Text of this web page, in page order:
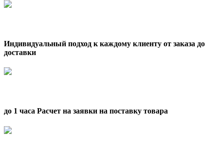
Индивидуальный подход к каждому клиенту от заказа до
доставки
до 1 часа Расчет на заявки на поставку товара